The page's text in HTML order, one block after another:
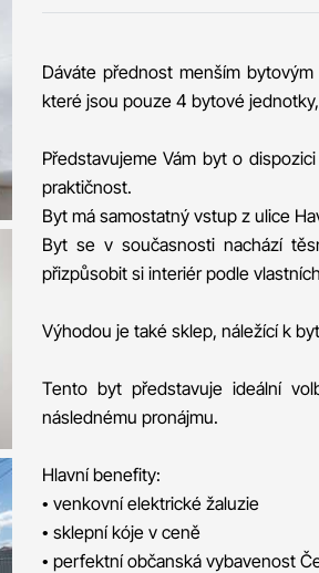
Dáváte přednost menším
které jsou pouze 4 bytové
Představujeme Vám byt o
praktičnost.
Byt má samostatný vstup z ulice
Byt se v současnosti nachází
přizpůsobit si interiér podle
Výhodou je také sklep, náležící k
Tento byt představuje ideální
následnému pronájmu.
Hlavní benefity:
• venkovní elektrické žaluzie
• sklepní kóje v ceně
• perfektní občanská vybavenost